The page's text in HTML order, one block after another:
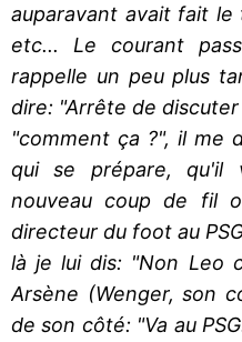
auparavant avait fait le
etc... Le courant
rappelle un peu plus
dire: "Arrête de discuter
"comment ça ?", il me
qui se prépare, qu'il
nouveau coup de fil
directeur du foot au
là je lui dis: "Non Leo
Arsène (Wenger, son
de son côté: "Va au